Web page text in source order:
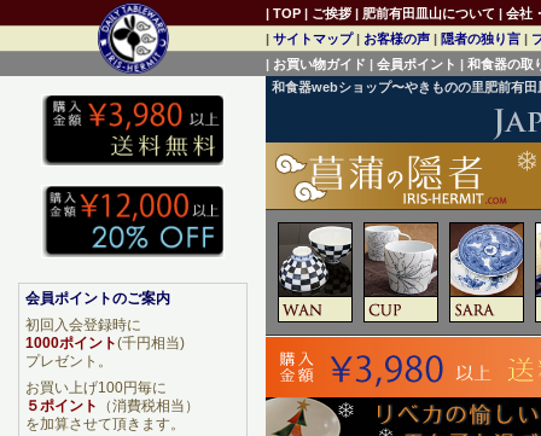
和食器webショップ〜やきものの里肥前有
会員ポイントのご案内
初回入会登録時に
1000ポイント(千円相当)
プレゼント。
お買い上げ100円毎に
５ポイント
（消費税相当）
を加算させて頂きます。
| TOP | ご挨拶 | 肥前有田皿山について | 会社
| サイトマップ| お客様の声 | 隠者の独り言 |
| お買い物ガイド | 会員ポイント | 和食器の取